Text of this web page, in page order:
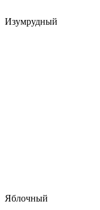
Изумрудный
Яблочный